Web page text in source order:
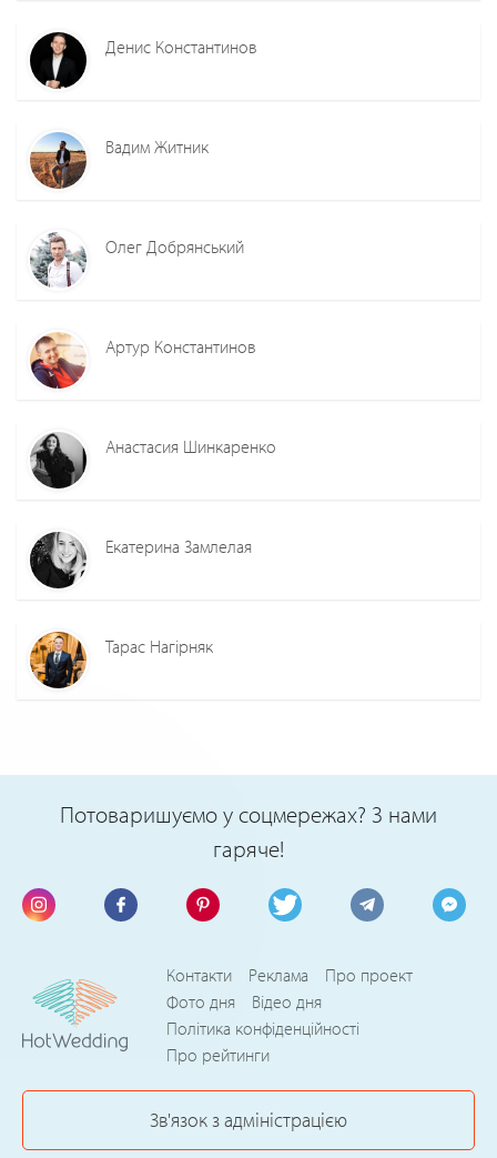
Денис Константинов
Вадим Житник
Олег Добрянський
Артур Константинов
Анастасия Шинкаренко
Екатерина Замлелая
Тарас Нагірняк
Потоваришуємо у соцмережах? З нами
гаряче!
Контакти Реклама
Про проект
Фото дня
Відео дня
Політика конфіденційності
Про рейтинги
Зв'язок з адміністрацією